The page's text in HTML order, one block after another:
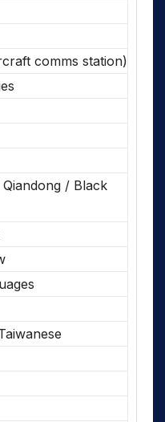
comms station)
/ Black